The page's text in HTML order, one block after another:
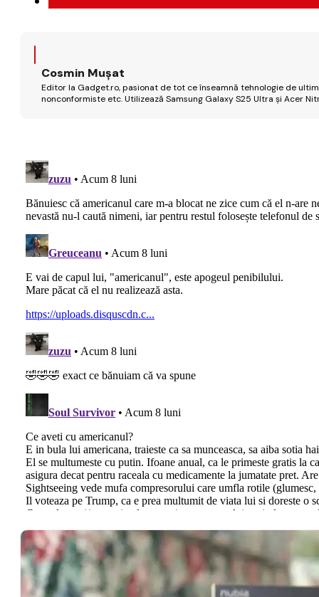
Cosmin Mușat
Editor la Gadget.ro, pasionat de tot ce înseamnă tehnologie de
nonconformiste etc. Utilizează Samsung Galaxy S25 Ultra și Acer